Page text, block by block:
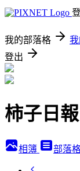
我的部落格
登出
柿子日報
相簿 部落